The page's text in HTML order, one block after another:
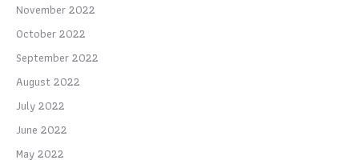
November 2022
October 2022
September 2022
August 2022
July 2022
June 2022
May 2022